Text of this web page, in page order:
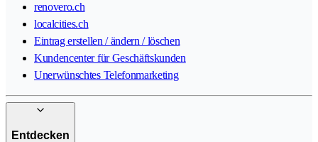
renovero.ch
localcities.ch
Eintrag erstellen / ändern / löschen
Kundencenter für Geschäftskunden
Unerwünschtes Telefonmarketing
Entdecken